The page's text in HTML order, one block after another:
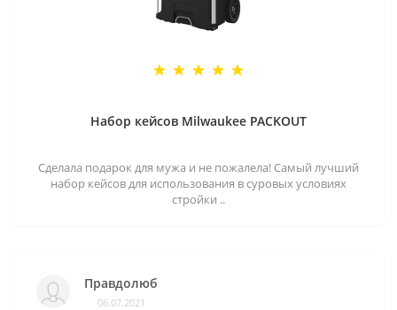
Набор кейсов Milwaukee PACKOUT
Сделала подарок для мужа и не пожалела! Самый лучший
набор кейсов для использования в суровых условиях
стройки ..
Правдолюб
06.07.2021